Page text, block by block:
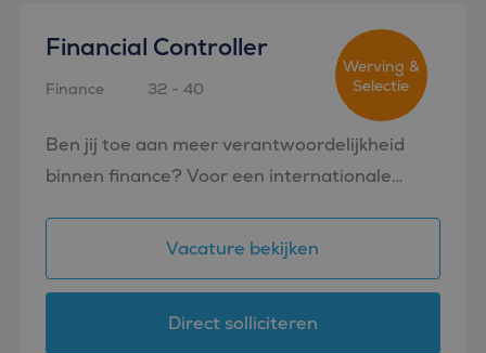
Financial Controller
Finance
32 - 40
Werving &
Selectie
Ben jij toe aan meer verantwoordelijkheid
binnen finance? Voor een internationale
Controller die niet alleen verantwoordelijk wil
Vacature bekijken
Direct solliciteren